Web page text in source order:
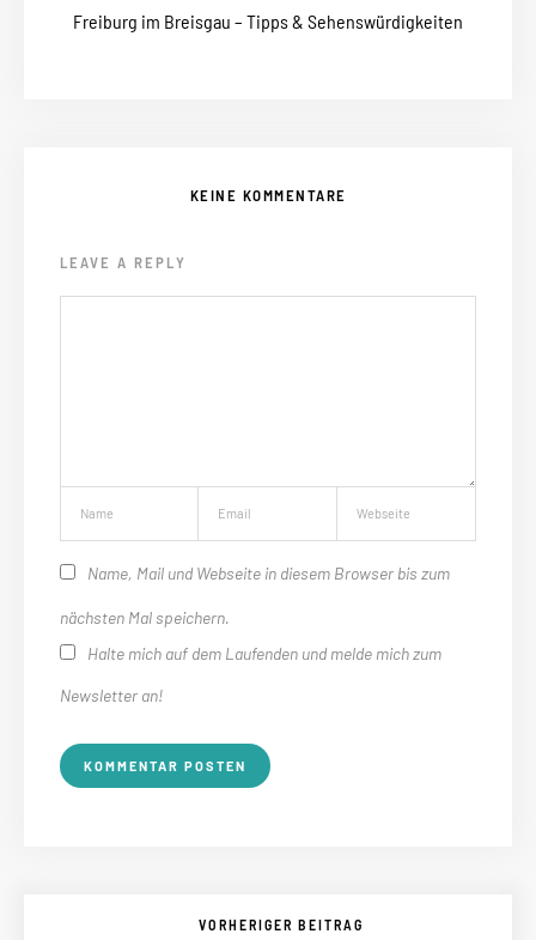
Freiburg im Breisgau – Tipps & Sehenswürdigkeiten
KEINE KOMMENTARE
LEAVE A REPLY
Name, Mail und Webseite in diesem Browser bis zum
nächsten Mal speichern.
Halte mich auf dem Laufenden und melde mich zum
Newsletter an!
VORHERIGER BEITRAG